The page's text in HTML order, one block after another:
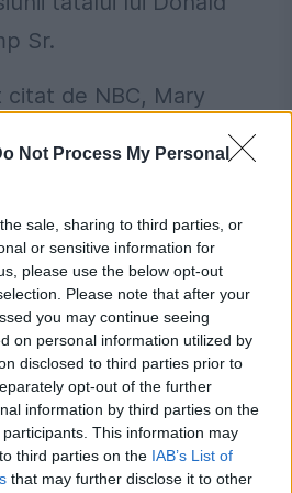
Not Process My Personal
sale, sharing to third parties, or
or sensitive information for
please use the below opt-out
Please note that after your
you may continue seeing
on personal information utilized by
disclosed to third parties prior to
opt-out of the further
information by third parties on the
participants. This information may
third parties on the IAB’s List of
that may further disclose it to other
Sr.
de NBC, Mary
Zidurile se strâng
cu Donald, va
subiectul”, a